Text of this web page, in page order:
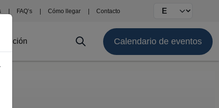
FAQ’s Cómo llegar Contacto Select your
Calendario de eventos